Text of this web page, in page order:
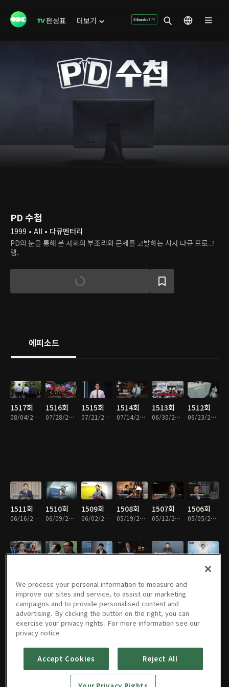
편성표 더보기
PD 수첩
1999 • All • 다큐멘터리
PD의 눈을 통해 본 사회의 부조리와 문제를 고발하는 시사 다큐 프로그
램.
에피소드
1517회
08/04/2026 • 47분
1516회
07/28/2026 • 47분
1515회
07/21/2026 • 48분
1514회
07/14/2026 • 47분
1513회
06/30/2026 • 47분
1512회
06/23/2026 • 48분
1511회
06/16/2026 • 46분
1510회
06/09/2026 • 47분
1509회
06/02/2026 • 52분
1508회
05/19/2026 • 47분
1507회
05/12/2026 • 47분
1506회
05/05/2026 • 47분
1500회
1499회
03/17/2026 • 50분
1498회 1497회 1496회 1495회 1494회
We process your personal information to measure and
improve our sites and service, to assist our marketing
campaigns and to provide personalised content and
advertising. By clicking the button on the right, you can
exercise your privacy rights. For more information see our
privacy notice
Accept Cookies Reject All